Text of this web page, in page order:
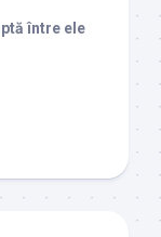
între ele